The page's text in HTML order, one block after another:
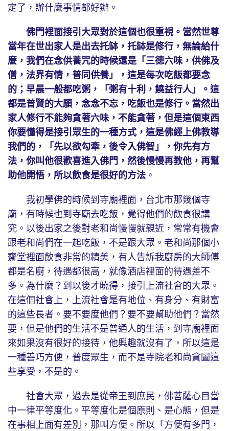
定了，辦什麼事情都好辦。
佛門裡面接引大眾對於這個也很重視。當然世尊
當年在世出家人是出去托缽，托缽是修行，無論給什
麼，我們在念供養咒的時候還是「三德六味，供佛及
僧，法界有情，普同供養」，這是每次吃飯都要念
的；早晨一般都吃粥，「粥有十利，饒益行人」。這
都是普賢的大願，念念不忘，吃飯也是修行。當然出
家人修行不能夠貪著六味，不能貪著，但是這個東西
你要懂得是接引眾生的一種方式，這是佛經上佛教導
我們的，「先以欲勾牽，後令入佛智」，你先有方
法，你叫他很歡喜進入佛門，然後慢慢再教他，再幫
助他開悟，所以飲食是很好的方法 。
我初學佛的時候到寺廟裡面，台北市那幾個寺
廟，有時候也到寺廟去吃飯，覺得他們的飲食很講
究。以後出家之後對老和尚慢慢就親近，常常有機會
跟老和尚們在一起吃飯，不是跟大眾。老和尚那個小
齋堂裡面飲食非常的精美，有人告訴我廚房的大師傅
都是名廚，待遇都很高，就像酒店裡面的待遇差不
多。為什麼？到以後才曉得，接引上流社會的大眾。
在這個社會上，上流社會是有地位、有身分、有財富
的這些長者。要不要度他們？要不要幫助他們？當然
要，但是他們的生活不是普通人的生活，到寺廟裡面
來如果沒有很好的接待，他興趣就沒有了，所以這是
一種善巧方便，普度眾生，而不是寺院老和尚貪圖這
些享受，不是的。
社會大眾，過去是從帝王到庶民，佛菩薩心目當
中一律平等度化。平等度化是個原則、是心態，但是
在事相上面有差別，那叫方便。所以「方便有多門，